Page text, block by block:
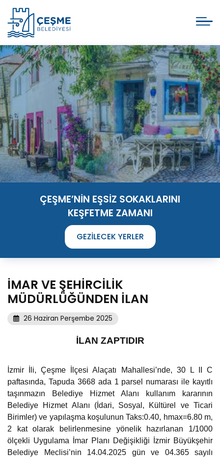
ÇEŞME’NİN EŞSİZ SOKAKLARINI
KEŞFETME ZAMANI
GEZILECEK YERLER
TIME TO DISCOVER
THE UNIQUE STREETS OF ÇEŞME
PLACES TO VISIT
İMAR VE ŞEHİRCİLİK
MÜDÜRLÜĞÜNDEN İLAN
26 Haziran Perşembe 2025
İLAN ZAPTIDIR
İzmir İli, Çeşme İlçesi Alaçatı Mahallesi’nde, 30 L II C
paftasında, Tapuda 3668 ada 1 parsel numarası ile kayıtlı
taşınmazın Belediye Hizmet Alanı kullanım kararının
Belediye Hizmet Alanı (İdari, Sosyal, Kültürel ve Ticari
Birimler) ve yapılaşma koşulunun Taks:0.40, hmax=6.80 m,
2 kat olarak belirlenmesine yönelik hazırlanan 1/1000
ölçekli Uygulama İmar Planı Değişikliği İzmir Büyükşehir
Belediye Meclisi’nin 14.04.2025 gün ve 04.365 sayılı